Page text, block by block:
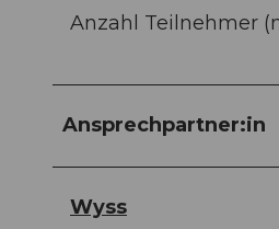
Anzahl Teilnehmer
Ansprechpartner:in
Wyss